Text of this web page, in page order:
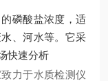
磷酸盐浓度，适
、河水等。它采
快速分析‌
力于水质检测仪